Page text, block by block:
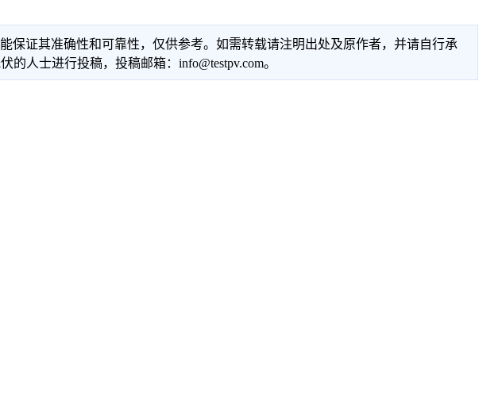
保证其准确性和可靠性，仅供参考。如需转载请注明出处及原作者，并请自行承
人士进行投稿，投稿邮箱：info@testpv.com。